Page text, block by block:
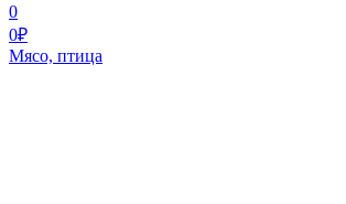
0
0₽
Мясо, птица